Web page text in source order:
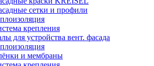
сетки и профили
крепления
для устройства вент. фасада
и мембраны